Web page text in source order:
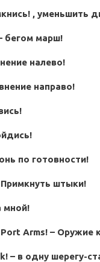
, уменьшить
бегом марш!
налево!
направо!
по готовности!
штыки!
мной!
Arms! – Оружие
– в одну шерегу-